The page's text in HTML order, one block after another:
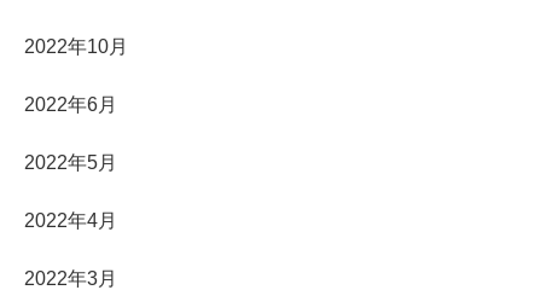
2022年10月
2022年6月
2022年5月
2022年4月
2022年3月